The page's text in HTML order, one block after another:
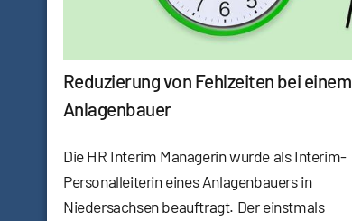
Reduzierung von Fehlzeiten bei einem
Anlagenbauer
Die HR Interim Managerin wurde als Interim-
Personalleiterin eines Anlagenbauers in
Niedersachsen beauftragt. Der einstmals